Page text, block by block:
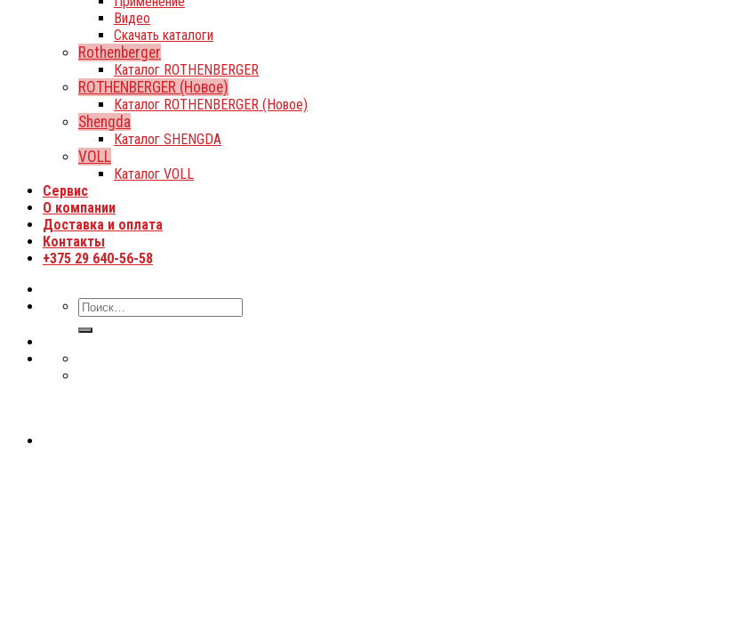
Видео
Скачать каталоги
Rothenberger
Каталог ROTHENBERGER
ROTHENBERGER (Новое)
Каталог ROTHENBERGER (Новое)
Shengda
Каталог SHENGDA
VOLL
Каталог VOLL
Сервис
О компании
Доставка и оплата
Контакты
+375 29 640-56-58